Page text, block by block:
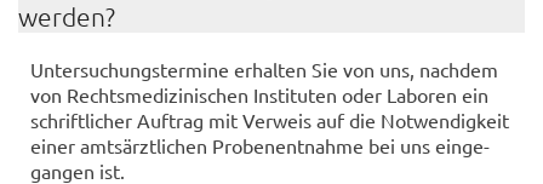
wer­den?
Un­ter­su­chungs­ter­mi­ne er­hal­ten Sie von uns, nach­dem
von Rechts­me­di­zi­ni­schen In­sti­tu­ten oder La­bo­ren ein
schrift­li­cher Auf­trag mit Ver­weis auf die Not­wen­dig­keit
einer amts­ärzt­li­chen Pro­ben­ent­nah­me bei uns ein­ge­
gan­gen ist.